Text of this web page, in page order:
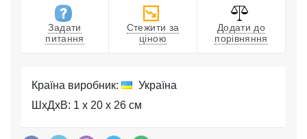
Задати
питання
Стежити за
ціною
Додати до
порівняння
Країна виробник:
Україна
ШхДхВ: 1 x 20 x 26 см